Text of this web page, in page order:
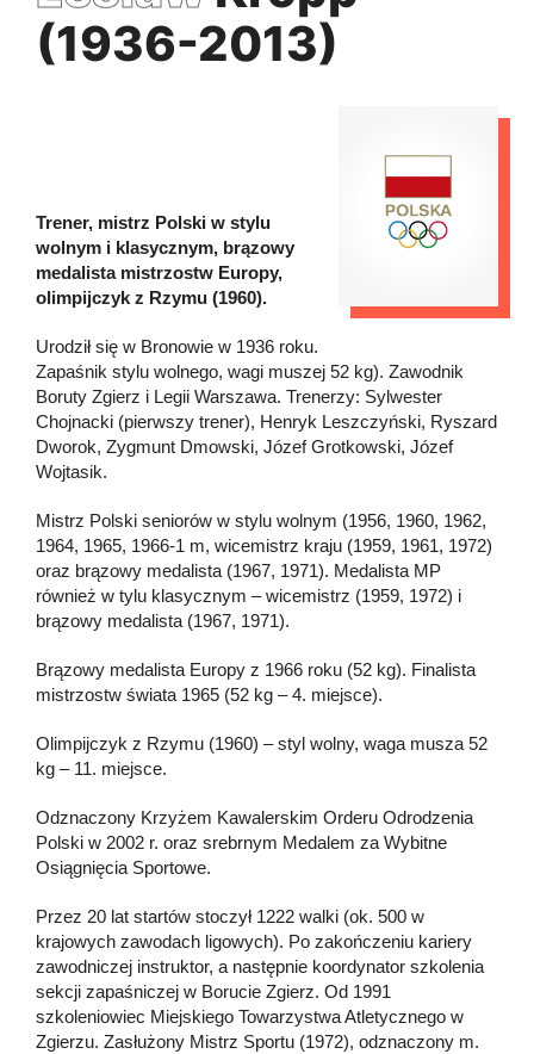
(1936-2013)
Trener, mistrz Polski w stylu
wolnym i klasycznym, brązowy
medalista mistrzostw Europy,
olimpijczyk z Rzymu (1960).
Urodził się w Bronowie w 1936 roku.
Zapaśnik stylu wolnego, wagi muszej 52 kg). Zawodnik
Boruty Zgierz i Legii Warszawa. Trenerzy: Sylwester
Chojnacki (pierwszy trener), Henryk Leszczyński, Ryszard
Dworok, Zygmunt Dmowski, Józef Grotkowski, Józef
Wojtasik.
Mistrz Polski seniorów w stylu wolnym (1956, 1960, 1962,
1964, 1965, 1966-1 m, wicemistrz kraju (1959, 1961, 1972)
oraz brązowy medalista (1967, 1971). Medalista MP
również w tylu klasycznym – wicemistrz (1959, 1972) i
brązowy medalista (1967, 1971).
Brązowy medalista Europy z 1966 roku (52 kg). Finalista
mistrzostw świata 1965 (52 kg – 4. miejsce).
Olimpijczyk z Rzymu (1960) – styl wolny, waga musza 52
kg – 11. miejsce.
Odznaczony Krzyżem Kawalerskim Orderu Odrodzenia
Polski w 2002 r. oraz srebrnym Medalem za Wybitne
Osiągnięcia Sportowe.
Przez 20 lat startów stoczył 1222 walki (ok. 500 w
krajowych zawodach ligowych). Po zakończeniu kariery
zawodniczej instruktor, a następnie koordynator szkolenia
sekcji zapaśniczej w Borucie Zgierz. Od 1991
szkoleniowiec Miejskiego Towarzystwa Atletycznego w
Zgierzu. Zasłużony Mistrz Sportu (1972), odznaczony m.